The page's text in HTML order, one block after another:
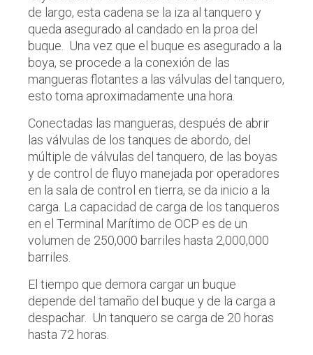
de largo, esta cadena se la iza al tanquero y
queda asegurado al candado en la proa del
buque. Una vez que el buque es asegurado a la
boya, se procede a la conexión de las
mangueras flotantes a las válvulas del tanquero,
esto toma aproximadamente una hora.
Conectadas las mangueras, después de abrir
las válvulas de los tanques de abordo, del
múltiple de válvulas del tanquero, de las boyas
y de control de fluyo manejada por operadores
en la sala de control en tierra, se da inicio a la
carga. La capacidad de carga de los tanqueros
en el Terminal Marítimo de OCP es de un
volumen de 250,000 barriles hasta 2,000,000
barriles.
El tiempo que demora cargar un buque
depende del tamaño del buque y de la carga a
despachar. Un tanquero se carga de 20 horas
hasta 72 horas.